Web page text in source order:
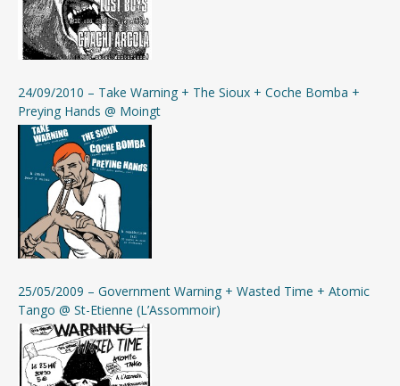
24/09/2010 – Take Warning + The Sioux + Coche Bomba +
Preying Hands @ Moingt
25/05/2009 – Government Warning + Wasted Time + Atomic
Tango @ St-Etienne (L’Assommoir)